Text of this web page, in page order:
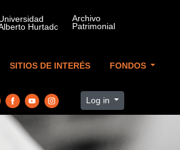
SITIOS DE INTERÉS FONDOS
Log in